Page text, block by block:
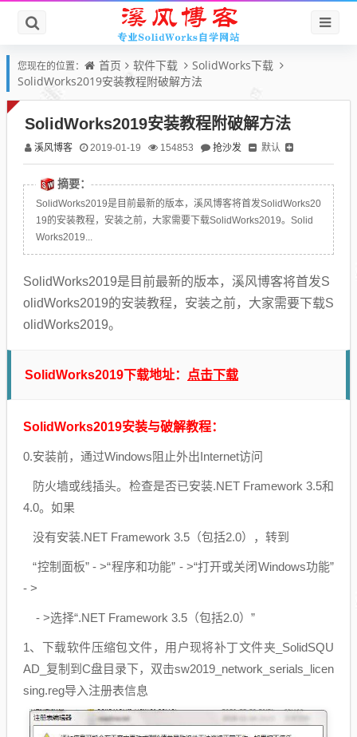
您现在的位置： 首页 软件下载
SolidWorks下载
SolidWorks2019安装教程附破解方法
SolidWorks2019安装教程附破解方法
溪风博客 2019-01-19 154853 抢沙发 默认
摘要：
SolidWorks2019是目前最新的版本，溪风博客将首发SolidWorks20
19的安装教程，安装之前，大家需要下载SolidWorks2019。Solid
Works2019...
SolidWorks2019是目前最新的版本，溪风博客将首发S
olidWorks2019的安装教程，安装之前，大家需要下载S
olidWorks2019。
SolidWorks2019下载地址： 点击下载
SolidWorks2019安装与破解教程：
0.安装前，通过Windows阻止外出Internet访问
防火墙或线插头。检查是否已安装.NET Framework 3.5和
4.0。如果
没有安装.NET Framework 3.5（包括2.0），转到
“控制面板” - >“程序和功能” - >“打开或关闭Windows功能”
- >
- >选择“.NET Framework 3.5（包括2.0）”
1、下载软件压缩包文件，用户现将补丁文件夹_SolidSQU
AD_复制到C盘目录下，双击sw2019_network_serials_licen
sing.reg导入注册表信息